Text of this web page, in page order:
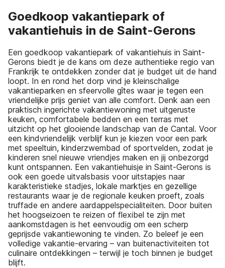
Goedkoop vakantiepark of
vakantiehuis in de Saint-Gerons
Een goedkoop vakantiepark of vakantiehuis in Saint-
Gerons biedt je de kans om deze authentieke regio van
Frankrijk te ontdekken zonder dat je budget uit de hand
loopt. In en rond het dorp vind je kleinschalige
vakantieparken en sfeervolle gîtes waar je tegen een
vriendelijke prijs geniet van alle comfort. Denk aan een
praktisch ingerichte vakantiewoning met uitgeruste
keuken, comfortabele bedden en een terras met
uitzicht op het glooiende landschap van de Cantal. Voor
een kindvriendelijk verblijf kun je kiezen voor een park
met speeltuin, kinderzwembad of sportvelden, zodat je
kinderen snel nieuwe vriendjes maken en jij onbezorgd
kunt ontspannen. Een vakantiehuisje in Saint-Gerons is
ook een goede uitvalsbasis voor uitstapjes naar
karakteristieke stadjes, lokale marktjes en gezellige
restaurants waar je de regionale keuken proeft, zoals
truffade en andere aardappelspecialiteiten. Door buiten
het hoogseizoen te reizen of flexibel te zijn met
aankomstdagen is het eenvoudig om een scherp
geprijsde vakantiewoning te vinden. Zo beleef je een
volledige vakantie-ervaring – van buitenactiviteiten tot
culinaire ontdekkingen – terwijl je toch binnen je budget
blijft.